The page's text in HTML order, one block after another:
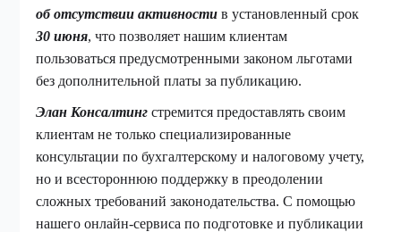
об отсутствии активностив установленный срок
30 июня, что позволяет нашим клиентам
пользоваться предусмотренными законом льготами
без дополнительной платы за публикацию.
Элан Консалтингстремится предоставлять своим
клиентам не только специализированные
консультации по бухгалтерскому и налоговому учету,
но и всестороннюю поддержку в преодолении
сложных требований законодательства. С помощью
нашего онлайн-сервиса по подготовке и публикации